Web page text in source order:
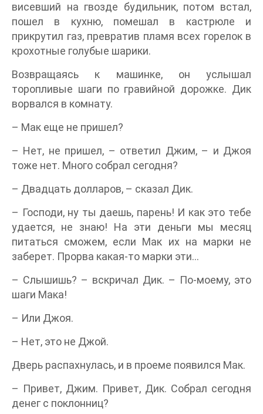
висевший на гвозде будильник, потом встал,
пошел в кухню, помешал в кастрюле и
прикрутил газ, превратив пламя всех горелок в
крохотные голубые шарики.
Возвращаясь к машинке, он услышал
торопливые шаги по гравийной дорожке. Дик
ворвался в комнату.
– Мак еще не пришел?
– Нет, не пришел, – ответил Джим, – и Джоя
тоже нет. Много собрал сегодня?
– Двадцать долларов, – сказал Дик.
– Господи, ну ты даешь, парень! И как это тебе
удается, не знаю! На эти деньги мы месяц
питаться сможем, если Мак их на марки не
заберет. Прорва какая-то марки эти…
– Слышишь? – вскричал Дик. – По-моему, это
шаги Мака!
– Или Джоя.
– Нет, это не Джой.
Дверь распахнулась, и в проеме появился Мак.
– Привет, Джим. Привет, Дик. Собрал сегодня
денег с поклонниц?